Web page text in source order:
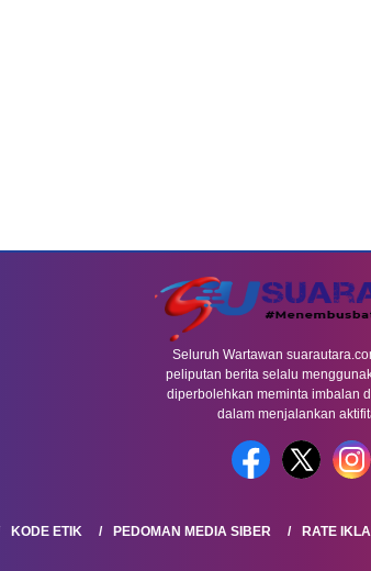
Seluruh Wartawan
peliputan berita selalu
diperbolehkan meminta imbalan
dalam menjalankan
KODE ETIK PEDOMAN MEDIA SIBER RATE